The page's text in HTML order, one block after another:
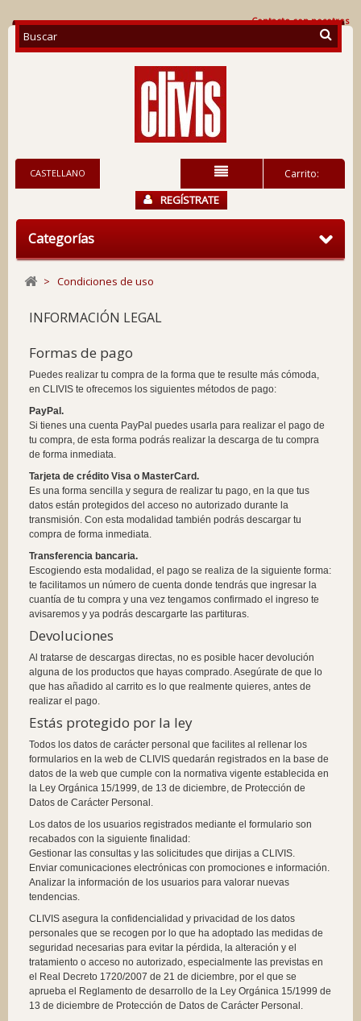
Contacte con nosotros
Carrito:
CASTELLANO
REGÍSTRATE
Categorías
> Condiciones de uso
INFORMACIÓN LEGAL
Formas de pago
Puedes realizar tu compra de la forma que te resulte más cómoda,
en CLIVIS te ofrecemos los siguientes métodos de pago:
PayPal.
Si tienes una cuenta PayPal puedes usarla para realizar el pago de
tu compra, de esta forma podrás realizar la descarga de tu compra
de forma inmediata.
Tarjeta de crédito Visa o MasterCard.
Es una forma sencilla y segura de realizar tu pago, en la que tus
datos están protegidos del acceso no autorizado durante la
transmisión. Con esta modalidad también podrás descargar tu
compra de forma inmediata.
Transferencia bancaria.
Escogiendo esta modalidad, el pago se realiza de la siguiente forma:
te facilitamos un número de cuenta donde tendrás que ingresar la
cuantía de tu compra y una vez tengamos confirmado el ingreso te
avisaremos y ya podrás descargarte las partituras.
Devoluciones
Al tratarse de descargas directas, no es posible hacer devolución
alguna de los productos que hayas comprado. Asegúrate de que lo
que has añadido al carrito es lo que realmente quieres, antes de
realizar el pago.
Estás protegido por la ley
Todos los datos de carácter personal que facilites al rellenar los
formularios en la web de CLIVIS quedarán registrados en la base de
datos de la web que cumple con la normativa vigente establecida en
la Ley Orgánica 15/1999, de 13 de diciembre, de Protección de
Datos de Carácter Personal.
Los datos de los usuarios registrados mediante el formulario son
recabados con la siguiente finalidad:
Gestionar las consultas y las solicitudes que dirijas a CLIVIS.
Enviar comunicaciones electrónicas con promociones e información.
Analizar la información de los usuarios para valorar nuevas
tendencias.
CLIVIS asegura la confidencialidad y privacidad de los datos
personales que se recogen por lo que ha adoptado las medidas de
seguridad necesarias para evitar la pérdida, la alteración y el
tratamiento o acceso no autorizado, especialmente las previstas en
el Real Decreto 1720/2007 de 21 de diciembre, por el que se
aprueba el Reglamento de desarrollo de la Ley Orgánica 15/1999 de
13 de diciembre de Protección de Datos de Carácter Personal.